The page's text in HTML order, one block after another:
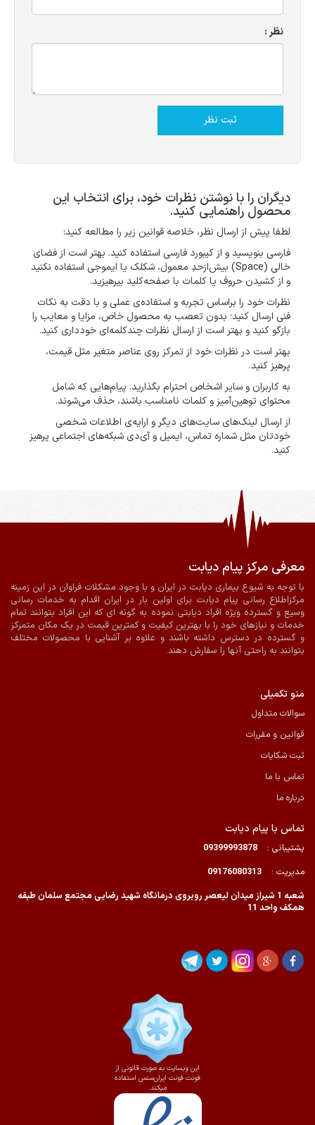
نظر :
دیگران را با نوشتن نظرات خود، برای انتخاب این
محصول راهنمایی کنید.
لطفا پیش از ارسال نظر، خلاصه قوانین زیر را مطالعه کنید:
فارسی بنویسید و از کیبورد فارسی استفاده کنید. بهتر است از فضای
خالی (Space) بیش‌از‌حدِ معمول، شکلک یا ایموجی استفاده نکنید
و از کشیدن حروف یا کلمات با صفحه‌کلید بپرهیزید.
نظرات خود را براساس تجربه و استفاده‌ی عملی و با دقت به نکات
فنی ارسال کنید؛ بدون تعصب به محصول خاص، مزایا و معایب را
بازگو کنید و بهتر است از ارسال نظرات چندکلمه‌‌ای خودداری کنید.
بهتر است در نظرات خود از تمرکز روی عناصر متغیر مثل قیمت،
پرهیز کنید.
به کاربران و سایر اشخاص احترام بگذارید. پیام‌هایی که شامل
محتوای توهین‌آمیز و کلمات نامناسب باشند، حذف می‌شوند.
از ارسال لینک‌های سایت‌های دیگر و ارایه‌ی اطلاعات شخصی
خودتان مثل شماره تماس، ایمیل و آی‌دی شبکه‌های اجتماعی پرهیز
کنید.
پرداخت آنلاین ارسال با پیک در شیراز
معرفی مرکز پیام دیابت
با توجه به شیوع بیماری دیابت در ایران و با وجود مشکلات فراوان در این زمینه
مرکزاطلاع رسانی پیام دیابت برای اولین بار در ایران اقدام به خدمات رسانی
وسیع و گسترده ویژه افراد دیابتی نموده به گونه ای که این افراد بتوانند تمام
خدمات و نیازهای خود را با بهترین کیفیت و کمترین قیمت در یک مکان متمرکز
و گسترده در دسترس داشته باشند و علاوه بر آشنایی با محصولات مختلف
بتوانند به راحتی آنها را سفارش دهند.
منو تکمیلی
سوالات متداول
قوانین و مقررات
ثبت شکایات
تماس با ما
درباره ما
تماس با پیام دیابت
پشتیبانی :
09399993878
مدیریت :
09176080313
شعبه 1 شیراز میدان لیعصر روبروی درمانگاه شهید رضایی مجتمع سلمان طبقه
همکف واحد 11
این وبسایت به صورت قانونی از
فونت فونت ایران‌سنس استفاده
میکند.